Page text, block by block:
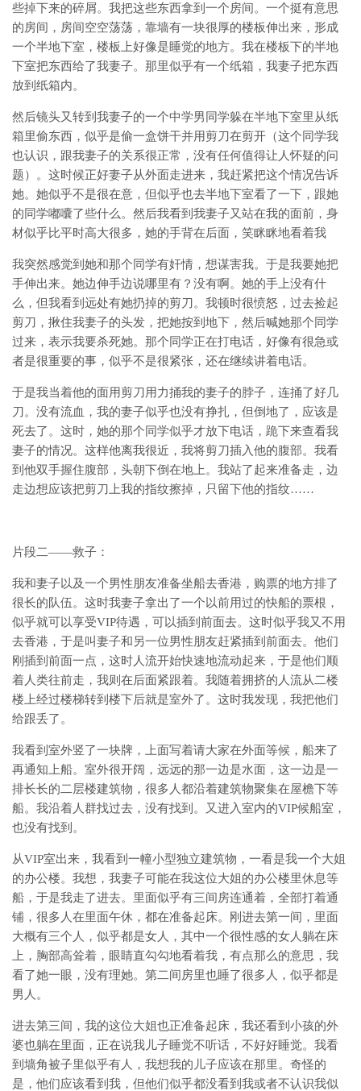
些掉下来的碎屑。我把这些东西拿到一个房间。一个挺有意思
的房间，房间空空荡荡，靠墙有一块很厚的楼板伸出来，形成
一个半地下室，楼板上好像是睡觉的地方。我在楼板下的半地
下室把东西给了我妻子。那里似乎有一个纸箱，我妻子把东西
放到纸箱内。
然后镜头又转到我妻子的一个中学男同学躲在半地下室里从纸
箱里偷东西，似乎是偷一盒饼干并用剪刀在剪开（这个同学我
也认识，跟我妻子的关系很正常，没有任何值得让人怀疑的问
题）。这时候正好妻子从外面走进来，我赶紧把这个情况告诉
她。她似乎不是很在意，但似乎也去半地下室看了一下，跟她
的同学嘟囔了些什么。然后我看到我妻子又站在我的面前，身
材似乎比平时高大很多，她的手背在后面，笑眯眯地看着我
我突然感觉到她和那个同学有奸情，想谋害我。于是我要她把
手伸出来。她边伸手边说哪里有？没有啊。她的手上没有什
么，但我看到远处有她扔掉的剪刀。我顿时很愤怒，过去捡起
剪刀，揪住我妻子的头发，把她按到地下，然后喊她那个同学
过来，表示我要杀死她。那个同学正在打电话，好像有很急或
者是很重要的事，似乎不是很紧张，还在继续讲着电话。
于是我当着他的面用剪刀用力捅我的妻子的脖子，连捅了好几
刀。没有流血，我的妻子似乎也没有挣扎，但倒地了，应该是
死去了。这时，她的那个同学似乎才放下电话，跪下来查看我
妻子的情况。这样他离我很近，我将剪刀插入他的腹部。我看
到他双手握住腹部，头朝下倒在地上。我站了起来准备走，边
走边想应该把剪刀上我的指纹擦掉，只留下他的指纹……
片段二——救子：
我和妻子以及一个男性朋友准备坐船去香港，购票的地方排了
很长的队伍。这时我妻子拿出了一个以前用过的快船的票根，
似乎就可以享受VIP待遇，可以插到前面去。这时似乎我又不用
去香港，于是叫妻子和另一位男性朋友赶紧插到前面去。他们
刚插到前面一点，这时人流开始快速地流动起来，于是他们顺
着人类往前走，我则在后面紧跟着。我随着拥挤的人流从二楼
楼上经过楼梯转到楼下后就是室外了。这时我发现，我把他们
给跟丢了。
我看到室外竖了一块牌，上面写着请大家在外面等候，船来了
再通知上船。室外很开阔，远远的那一边是水面，这一边是一
排长长的二层楼建筑物，很多人都沿着建筑物聚集在屋檐下等
船。我沿着人群找过去，没有找到。又进入室内的VIP候船室，
也没有找到。
从VIP室出来，我看到一幢小型独立建筑物，一看是我一个大姐
的办公楼。我想，我妻子可能在我这位大姐的办公楼里休息等
船，于是我走了进去。里面似乎有三间房连通着，全部打着通
铺，很多人在里面午休，都在准备起床。刚进去第一间，里面
大概有三个人，似乎都是女人，其中一个很性感的女人躺在床
上，胸部高耸着，眼睛直勾勾地看着我，有点那么的意思，我
看了她一眼，没有理她。第二间房里也睡了很多人，似乎都是
男人。
进去第三间，我的这位大姐也正准备起床，我还看到小孩的外
婆也躺在里面，正在说我儿子睡觉不听话，不好好睡觉。我看
到墙角被子里似乎有人，我想我的儿子应该在那里。奇怪的
是，他们应该看到我，但他们似乎都没看到我或者不认识我似